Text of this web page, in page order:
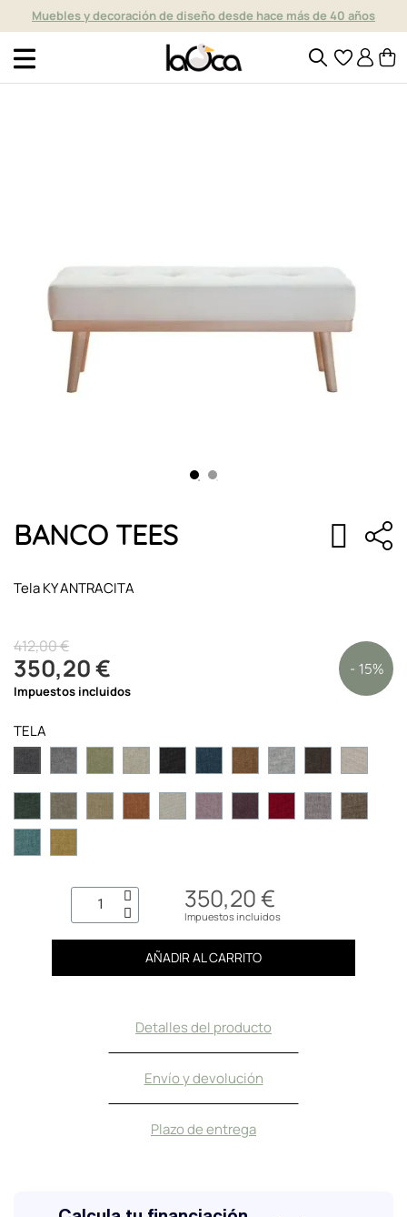
Muebles y decoración de diseño desde hace más de 40 años
BANCO TEES
Tela KY ANTRACITA
412,00 €
350,20 € - 15%
Impuestos incluidos
TELA
350,20 €
Impuestos incluidos
AÑADIR AL CARRITO
Detalles del producto
Envío y devolución
Plazo de entrega